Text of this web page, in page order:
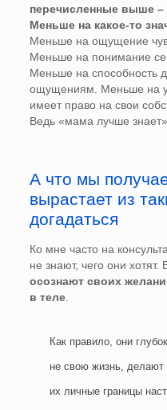
перечисленные выше
Меньше на какое-то
Меньше на ощущение
Меньше на понимание
Меньше на способность
ощущениям. Меньше на
имеет право на свои
Ведь «мама лучше
А что мы
вырастает из
догадаться
Ко мне часто на
не знают, чего они
осознают своих
в теле.
Как правило, они
не свою жизнь, делают
их личные границы